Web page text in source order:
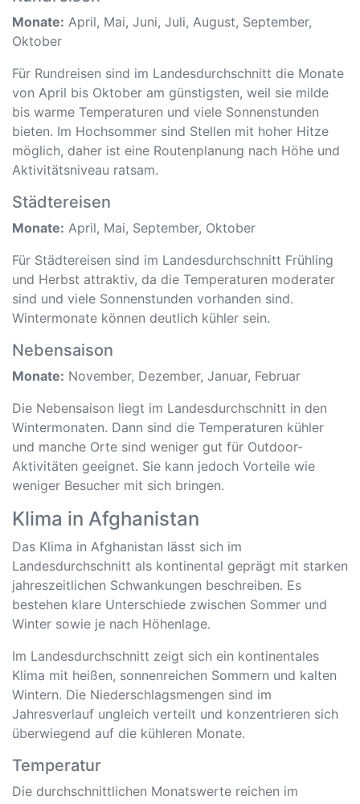
Monate: April, Mai, Juni, Juli, August, September,
Oktober
Für Rundreisen sind im Landesdurchschnitt die Monate
von April bis Oktober am günstigsten, weil sie milde
bis warme Temperaturen und viele Sonnenstunden
bieten. Im Hochsommer sind Stellen mit hoher Hitze
möglich, daher ist eine Routenplanung nach Höhe und
Aktivitätsniveau ratsam.
Städtereisen
Monate: April, Mai, September, Oktober
Für Städtereisen sind im Landesdurchschnitt Frühling
und Herbst attraktiv, da die Temperaturen moderater
sind und viele Sonnenstunden vorhanden sind.
Wintermonate können deutlich kühler sein.
Nebensaison
Monate: November, Dezember, Januar, Februar
Die Nebensaison liegt im Landesdurchschnitt in den
Wintermonaten. Dann sind die Temperaturen kühler
und manche Orte sind weniger gut für Outdoor-
Aktivitäten geeignet. Sie kann jedoch Vorteile wie
weniger Besucher mit sich bringen.
Klima in Afghanistan
Das Klima in Afghanistan lässt sich im
Landesdurchschnitt als kontinental geprägt mit starken
jahreszeitlichen Schwankungen beschreiben. Es
bestehen klare Unterschiede zwischen Sommer und
Winter sowie je nach Höhenlage.
Im Landesdurchschnitt zeigt sich ein kontinentales
Klima mit heißen, sonnenreichen Sommern und kalten
Wintern. Die Niederschlagsmengen sind im
Jahresverlauf ungleich verteilt und konzentrieren sich
überwiegend auf die kühleren Monate.
Temperatur
Die durchschnittlichen Monatswerte reichen im